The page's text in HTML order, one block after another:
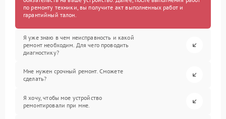
по ремонту техники, вы получите акт выполненных работ и
гарантийный талон.
Я уже знаю в чем неисправность и какой
ремонт необходим. Для чего проводить
диагностику?
Мне нужен срочный ремонт. Сможете
сделать?
Я хочу, чтобы мое устройство
ремонтировали при мне.